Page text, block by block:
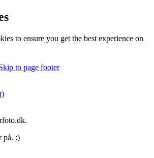
to ensure you get the best experience on
to page footer
på. :)